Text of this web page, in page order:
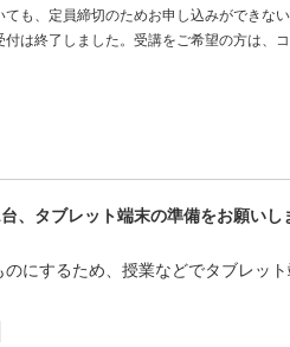
ても、定員締切のためお申し込みができな
は終了しました。受講をご希望の方は
、タブレット端末の準備をお願いし
にするため、授業などでタブレッ